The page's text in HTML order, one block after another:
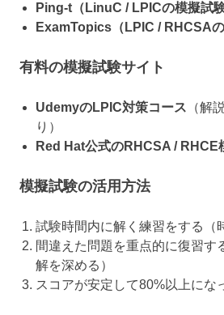
Ping-t（LinuC / LPICの模擬試験
ExamTopics（LPIC / RHCSAの
有料の模擬試験サイト
UdemyのLPIC対策コース （解
り）
Red Hat公式のRHCSA / RHCE
模擬試験の活用方法
試験時間内に解く練習をする（
間違えた問題を重点的に復習す
解を深める）
スコアが安定して80%以上にな